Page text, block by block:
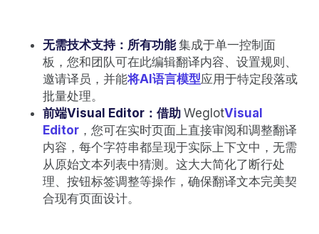
无需技术支持：所有功能集成于单一控制面
板，您和团队可在此编辑翻译内容、设置规则、
邀请译员，并能将AI语言模型应用于特定段落或
批量处理。
前端Visual Editor：借助 WeglotVisual
Editor ，您可在实时页面上直接审阅和调整翻译
内容，每个字符串都呈现于实际上下文中，无需
从原始文本列表中猜测。这大大简化了断行处
理、按钮标签调整等操作，确保翻译文本完美契
合现有页面设计。